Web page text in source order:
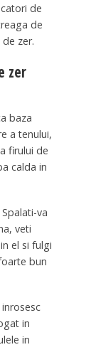
de
de
zer.
zer
baza
a tenului,
firului de
calda in
va
veti
el si fulgi
bun
in
in